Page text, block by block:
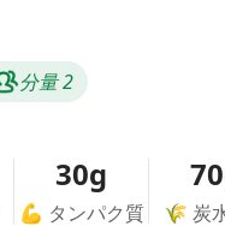
分量 2
30g
💪 タンパク質 🌾 炭